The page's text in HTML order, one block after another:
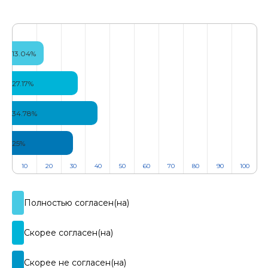
Полностью согласен(на)​
Скорее согласен(на)​
Скорее не согласен(на)​
13.04%
27.17%
34.78%
25%
10 20 30 40 50 60 70 80 90 100